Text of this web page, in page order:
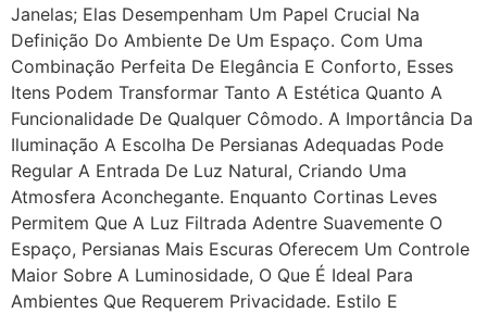
Janelas; Elas Desempenham Um Papel Crucial Na
Definição Do Ambiente De Um Espaço. Com Uma
Combinação Perfeita De Elegância E Conforto, Esses
Itens Podem Transformar Tanto A Estética Quanto A
Funcionalidade De Qualquer Cômodo. A Importância Da
Iluminação A Escolha De Persianas Adequadas Pode
Regular A Entrada De Luz Natural, Criando Uma
Atmosfera Aconchegante. Enquanto Cortinas Leves
Permitem Que A Luz Filtrada Adentre Suavemente O
Espaço, Persianas Mais Escuras Oferecem Um Controle
Maior Sobre A Luminosidade, O Que É Ideal Para
Ambientes Que Requerem Privacidade. Estilo E